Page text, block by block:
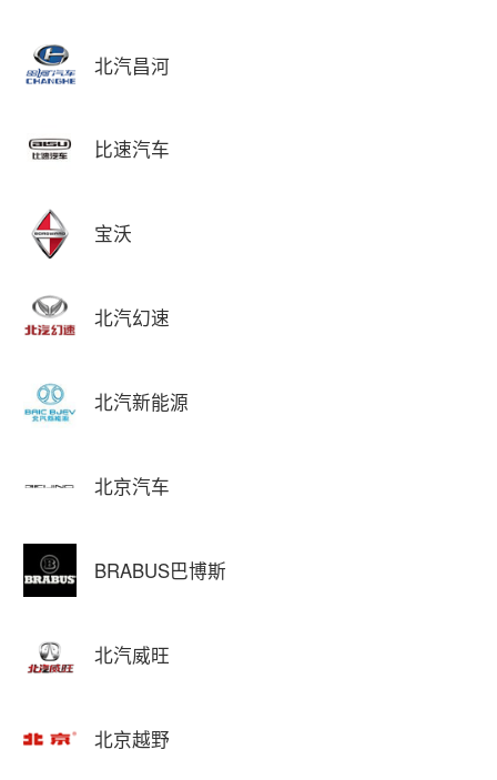
北汽昌河
比速汽车
宝沃
北汽幻速
北汽新能源
北京汽车
BRABUS巴博斯
北汽威旺
北京越野